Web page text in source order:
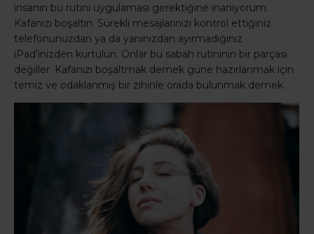
insanın bu rutini uygulaması gerektiğine inanıyorum.
Kafanızı boşaltın. Sürekli mesajlarınızı kontrol ettiğiniz
telefonunuzdan ya da yanınızdan ayırmadığınız
iPad’inizden kurtulun. Onlar bu sabah rutininin bir parçası
değiller. Kafanızı boşaltmak demek güne hazırlanmak için
temiz ve odaklanmış bir zihinle orada bulunmak demek.